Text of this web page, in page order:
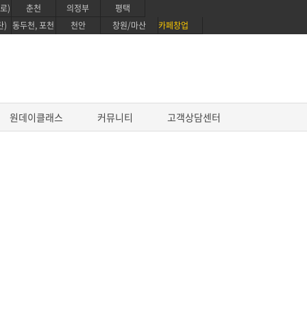
)
춘천
천안
)
의정부
동두천, 포천
평택
창원/마산
카페창업
원데이클래스 커뮤니티 고객상담센터